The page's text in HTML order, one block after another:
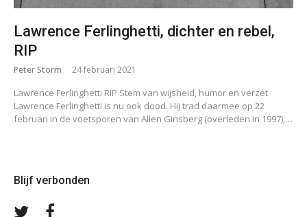
Lawrence Ferlinghetti, dichter en rebel,
RIP
Peter Storm 24 februari 2021
Lawrence Ferlinghetti RIP Stem van wijsheid, humor en verzet
Lawrence Ferlinghetti is nu ook dood. Hij trad daarmee op 22
februari in de voetsporen van Allen Ginsberg (overleden in 1997),…
Blijf verbonden
Volg